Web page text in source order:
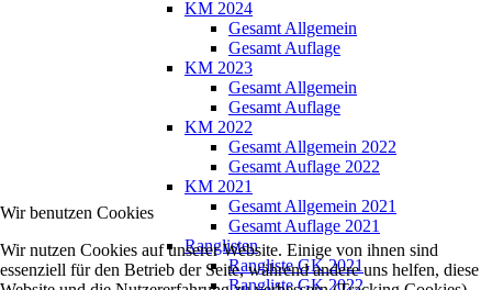
KM 2024
Gesamt Allgemein
Gesamt Auflage
KM 2023
Gesamt Allgemein
Gesamt Auflage
KM 2022
Gesamt Allgemein 2022
Gesamt Auflage 2022
KM 2021
Gesamt Allgemein 2021
Gesamt Auflage 2021
Ranglisten
Rangliste GK 2021
Rangliste GK 2022
Wir benutzen Cookies
Wir nutzen Cookies auf unserer Website. Einige von ihnen sind
essenziell für den Betrieb der Seite, während andere uns helfen, diese